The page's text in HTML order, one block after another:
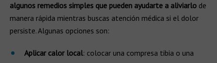
algunos remedios simples que pueden ayudarte a aliviarlo de
manera rápida mientras buscas atención médica si el dolor
persiste. Algunas opciones son:
Aplicar calor local: colocar una compresa tibia o una